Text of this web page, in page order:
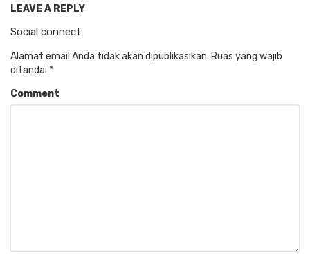
LEAVE A REPLY
Social connect:
Alamat email Anda tidak akan dipublikasikan. Ruas yang wajib
ditandai *
Comment